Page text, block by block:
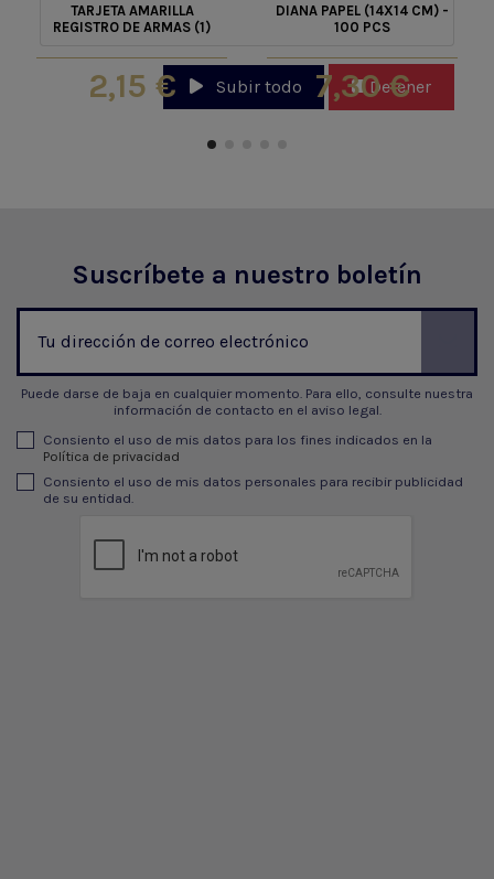
Subir todo Detener
TARJETA AMARILLA
REGISTRO DE ARMAS (1)
2,15 €
DIANA PAPEL (14X14 CM) -
100 PCS
7,30 €
Suscríbete a nuestro boletín
Puede darse de baja en cualquier momento. Para ello, consulte nuestra
información de contacto en el aviso legal.
Consiento el uso de mis datos para los fines indicados en la
Política de privacidad
Consiento el uso de mis datos personales para recibir publicidad
de su entidad.